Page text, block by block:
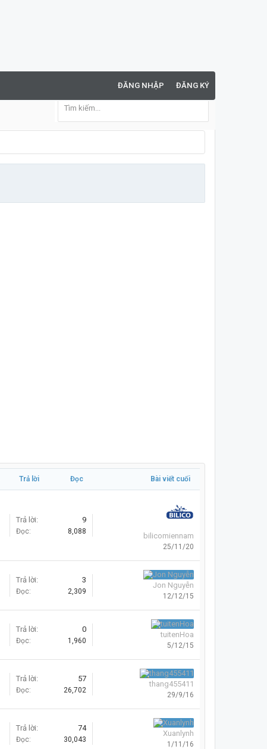
ĐĂNG NHẬP ĐĂNG KÝ
Trả lời Đọc Bài viết cuối
Trả lời: 9
Đọc: 8,088 bilicomiennam
25/11/20
Trả lời: 3
Đọc: 2,309
Jon Nguyễn
12/12/15
Trả lời: 0
Đọc: 1,960
tuitenHoa
5/12/15
Trả lời: 57
Đọc: 26,702
thang455411
29/9/16
Trả lời: 74
Đọc: 30,043
Xuanlynh
1/11/16